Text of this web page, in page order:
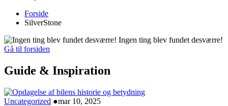
Forside
SilverStone
Ingen ting blev fundet desværre!
Gå til forsiden
Guide & Inspiration
Uncategorized ●mar 10, 2025